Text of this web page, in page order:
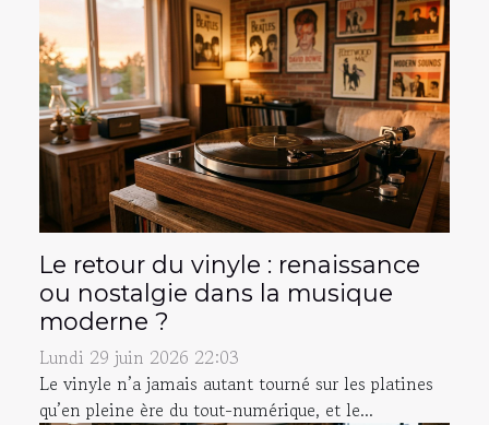
Le retour du vinyle : renaissance
ou nostalgie dans la musique
moderne ?
Lundi 29 juin 2026 22:03
Le vinyle n’a jamais autant tourné sur les platines
qu’en pleine ère du tout-numérique, et le...